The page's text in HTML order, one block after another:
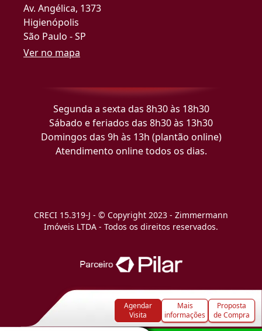
Agendar
Visita
Mais
informações
Proposta
de Compra
Av. Angélica, 1373
Higienópolis
São Paulo - SP
Ver no mapa
Segunda a sexta das 8h30 às 18h30
Sábado e feriados das 8h30 às 13h30
Domingos das 9h às 13h (plantão online)
Atendimento online todos os dias.
CRECI 15.319-J - © Copyright 2023 - Zimmermann
Imóveis LTDA - Todos os direitos reservados.